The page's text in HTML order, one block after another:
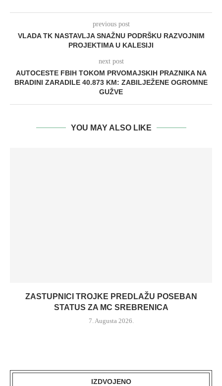
previous post
VLADA TK NASTAVLJA SNAŽNU PODRŠKU RAZVOJNIM
PROJEKTIMA U KALESIJI
next post
AUTOCESTE FBIH TOKOM PRVOMAJSKIH PRAZNIKA NA
BRADINI ZARADILE 40.873 KM: ZABILJEŽENE OGROMNE
GUŽVE
YOU MAY ALSO LIKE
ZASTUPNICI TROJKE PREDLAŽU POSEBAN
STATUS ZA MC SREBRENICA
7. Augusta 2026.
IZDVOJENO